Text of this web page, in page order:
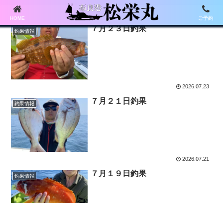
釣果情報 ７月２３日釣果
2026.07.23
釣果情報 ７月２１日釣果
2026.07.21
釣果情報 ７月１９日釣果
HOME ご予約